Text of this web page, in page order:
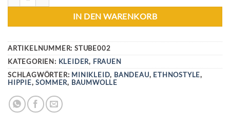
IN DEN WARENKORB
ARTIKELNUMMER:STUBE002
KATEGORIEN: KLEIDER, FRAUEN
SCHLAGWÖRTER: MINIKLEID, BANDEAU, ETHNOSTYLE,
HIPPIE,SOMMER, BAUMWOLLE